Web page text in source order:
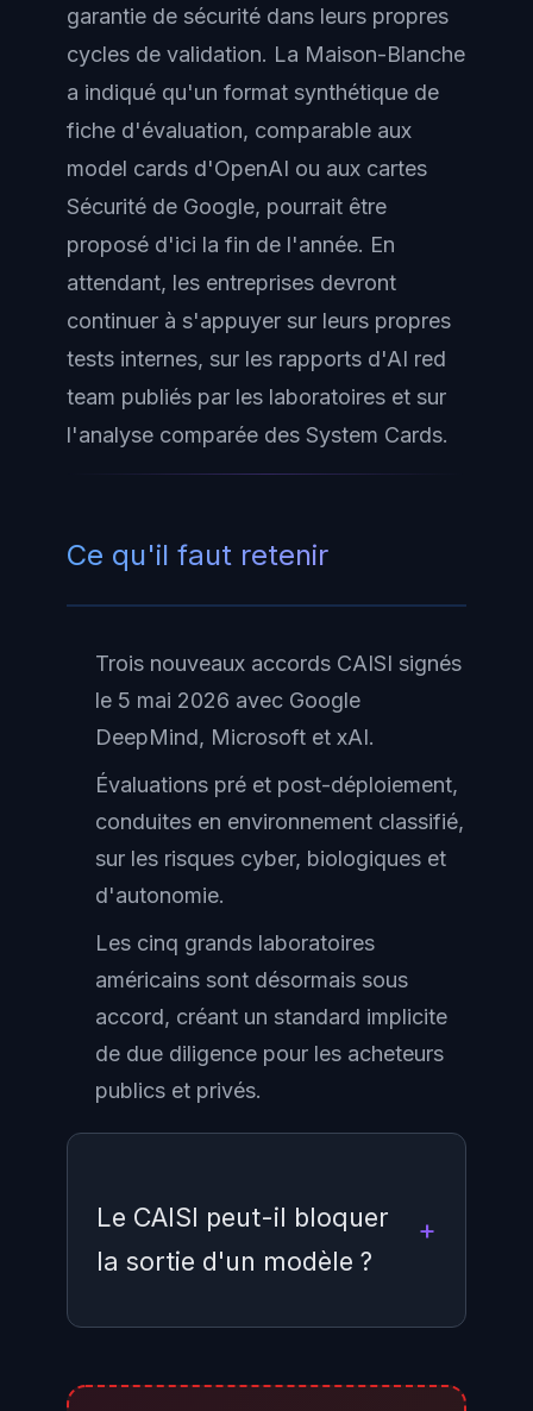
garantie de sécurité dans leurs propres
cycles de validation. La Maison-Blanche
a indiqué qu'un format synthétique de
fiche d'évaluation, comparable aux
model cards d'OpenAI ou aux cartes
Sécurité de Google, pourrait être
proposé d'ici la fin de l'année. En
attendant, les entreprises devront
continuer à s'appuyer sur leurs propres
tests internes, sur les rapports d'AI red
team publiés par les laboratoires et sur
l'analyse comparée des System Cards.
Ce qu'il faut retenir
Trois nouveaux accords CAISI signés
le 5 mai 2026 avec Google
DeepMind, Microsoft et xAI.
Évaluations pré et post-déploiement,
conduites en environnement classifié,
sur les risques cyber, biologiques et
d'autonomie.
Les cinq grands laboratoires
américains sont désormais sous
accord, créant un standard implicite
de due diligence pour les acheteurs
publics et privés.
Le CAISI peut-il bloquer
la sortie d'un modèle ?